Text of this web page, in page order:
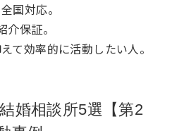
国対応。
介保証。
て効率的に活動したい人。
婚相談所5選【第2